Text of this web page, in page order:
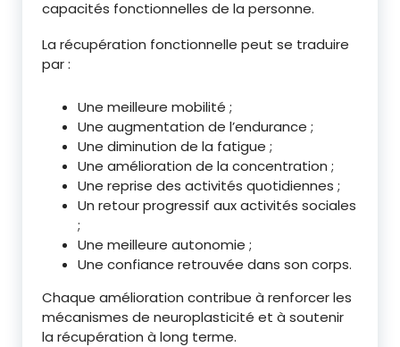
capacités fonctionnelles de la personne.
La récupération fonctionnelle peut se traduire
par :
Une meilleure mobilité ;
Une augmentation de l’endurance ;
Une diminution de la fatigue ;
Une amélioration de la concentration ;
Une reprise des activités quotidiennes ;
Un retour progressif aux activités sociales
;
Une meilleure autonomie ;
Une confiance retrouvée dans son corps.
Chaque amélioration contribue à renforcer les
mécanismes de neuroplasticité et à soutenir
la récupération à long terme.